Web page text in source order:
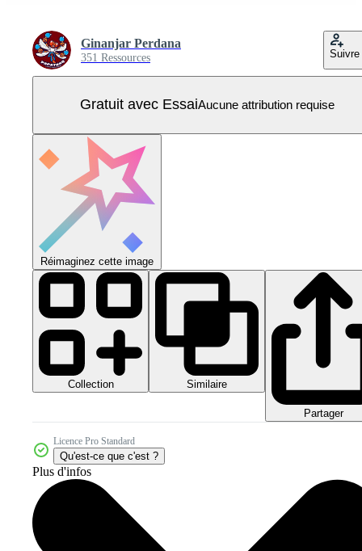
Ginanjar Perdana
351 Ressources Suivre
Gratuit avec EssaiAucune attribution requise
Réimaginez cette image
Collection Similaire
Partager
Licence Pro Standard
Qu'est-ce que c'est ?
Plus d'infos